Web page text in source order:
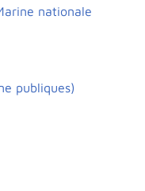
nationale
publiques)